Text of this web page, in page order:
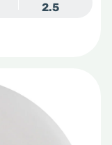
2.5